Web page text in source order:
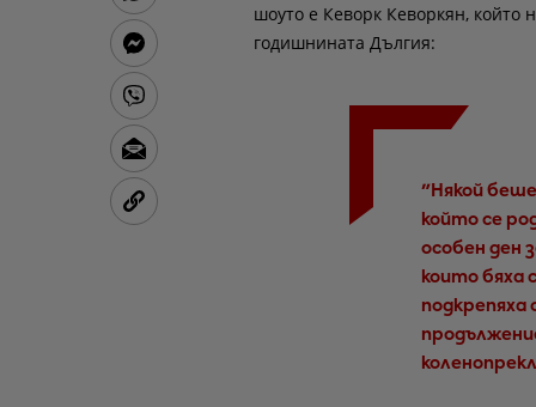
шоуто е Кеворк Кеворкян, който
годишнината Дългия:
"Някой беше
който се
особен ден
които бяха
подкрепяха